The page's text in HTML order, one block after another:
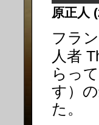
原正人
フラ
人者
らっ
す）
た。